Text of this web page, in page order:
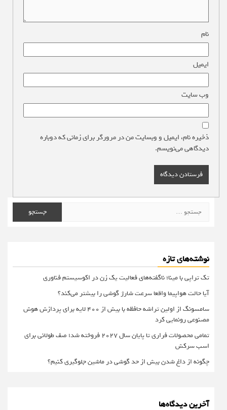
نام
ایمیل
وب‌ سایت
ذخیره نام، ایمیل و وبسایت من در مرورگر برای زمانی که دوباره
دیدگاهی می‌نویسم.
برای:
نوشته‌های تازه
تک تراپی با مینا؛ ناگفته‌های فعالیت یک زن در اکوسیستم فناوری
آیا حالت هواپیما واقعا سرعت شارژ گوشی را بیشتر می‌کند؟
سامسونگ از اولین تراشه حافظه با بیش از ۴۰۰ لایه برای پردازش هوش
مصنوعی رونمایی کرد
تمامی محصولات فراری تا پایان سال ۲۰۲۷ فروخته شد؛ صف طولانی برای
اسب سرکش
چگونه از داغ شدن بیش از حد گوشی در ماشین جلوگیری کنیم؟
آخرین دیدگاه‌ها